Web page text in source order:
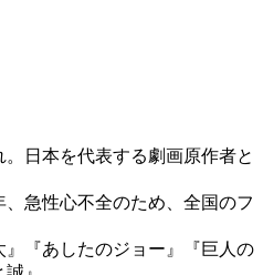
日本を代表する劇画原作者と
急性心不全のため、全国のフ
『あしたのジョー』『巨人の